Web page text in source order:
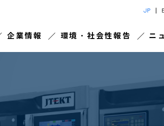
企業情報 環境・社会性報告 ニ
JP